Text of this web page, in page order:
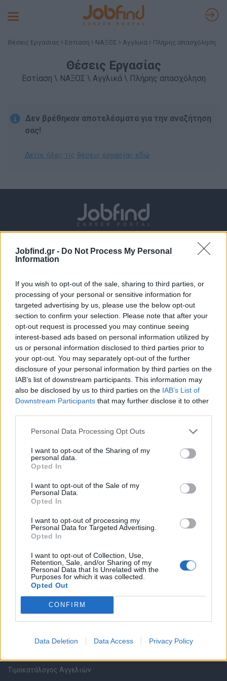
Jobfind.gr - Do Not Process My Personal
Information
If you wish to opt-out of the sale, sharing to third parties, or
processing of your personal or sensitive information for
targeted advertising by us, please use the below opt-out
section to confirm your selection. Please note that after your
opt-out request is processed you may continue seeing
interest-based ads based on personal information utilized by
us or personal information disclosed to third parties prior to
your opt-out. You may separately opt-out of the further
disclosure of your personal information by third parties on the
IAB’s list of downstream participants. This information may
also be disclosed by us to third parties on the IAB’s List of
Downstream Participants that may further disclose it to other
Personal Data Processing Opt Outs
I want to opt-out of the Sharing of my
personal data.
Opted In
I want to opt-out of the Sale of my
Personal Data.
Opted In
I want to opt-out of processing my
Personal Data for Targeted Advertising.
Opted In
I want to opt-out of Collection, Use,
Retention, Sale, and/or Sharing of my
Personal Data that Is Unrelated with the
Purposes for which it was collected.
Opted Out
CONFIRM
Data Deletion Data Access Privacy Policy
Toggle
Θέσεις Εργασίας Εστίαση ΝΑΞΟΣ Αγγλικά Πλήρης απασχόληση
Θέσεις Εργασίας
Εστίαση \ ΝΑΞΟΣ \ Αγγλικά \ Πλήρης απασχόληση
Δεν βρέθηκαν αποτελέσματα για την αναζήτηση
σας!
Δείτε όλες τις θέσεις εργασίας εδώ
Θέσεις εργασίας
Όλες οι Θέσεις Εργασίας
Θέσεις Εργασίας ανά Ειδικότητα
Θέσεις Εργασίας ανά Εταιρεία
Καταχώρηση Online Βιογραφικού
Συμβουλές Καριέρας
HR corner
Περιγραφές Θέσεων Εργασίας
Ερωτήσεις συνεντεύξεων
Υπηρεσίες εταιριών
Εγγραφή & Καταχώρηση Αγγελίας
Τιμοκατάλογος Αγγελιών